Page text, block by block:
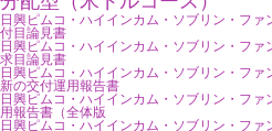
日興ピムコ・ハイインカム・ソブリン・フ
付目論見書
日興ピムコ・ハイインカム・ソブリン・フ
求目論見書
日興ピムコ・ハイインカム・ソブリン・フ
新の交付運用報告書
日興ピムコ・ハイインカム・ソブリン・フ
用報告書（全体版
日興ピムコ・ハイインカム・ソブリン・フ